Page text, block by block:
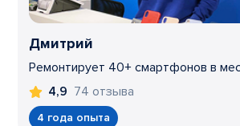
Дмитрий
Ремонтирует 40+ смартфонов в
4,9 74 отзыва
4 года опыта